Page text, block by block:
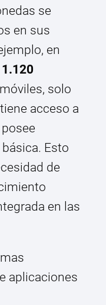
se
en sus
en
1.120
solo
acceso a
Esto
de
en las
aplicaciones